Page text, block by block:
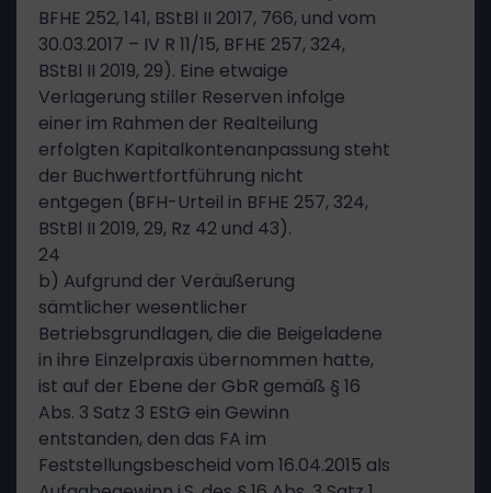
BFHE 252, 141, BStBl II 2017, 766, und vom
30.03.2017 – IV R 11/15, BFHE 257, 324,
BStBl II 2019, 29). Eine etwaige
Verlagerung stiller Reserven infolge
einer im Rahmen der Realteilung
erfolgten Kapitalkontenanpassung steht
der Buchwertfortführung nicht
entgegen (BFH-Urteil in BFHE 257, 324,
BStBl II 2019, 29, Rz 42 und 43).
24
b) Aufgrund der Veräußerung
sämtlicher wesentlicher
Betriebsgrundlagen, die die Beigeladene
in ihre Einzelpraxis übernommen hatte,
ist auf der Ebene der GbR gemäß § 16
Abs. 3 Satz 3 EStG ein Gewinn
entstanden, den das FA im
Feststellungsbescheid vom 16.04.2015 als